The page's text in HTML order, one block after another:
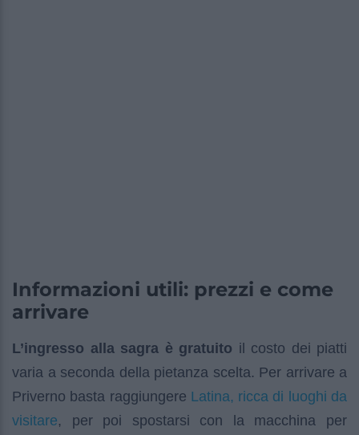
Informazioni utili: prezzi e come
arrivare
L’ingresso alla sagra è gratuito il costo dei piatti
varia a seconda della pietanza scelta. Per arrivare a
Priverno basta raggiungere Latina, ricca di luoghi da
visitare, per poi spostarsi con la macchina per